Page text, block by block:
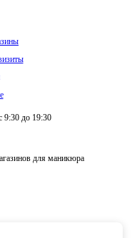
9:30 до 19:30
для маникюра